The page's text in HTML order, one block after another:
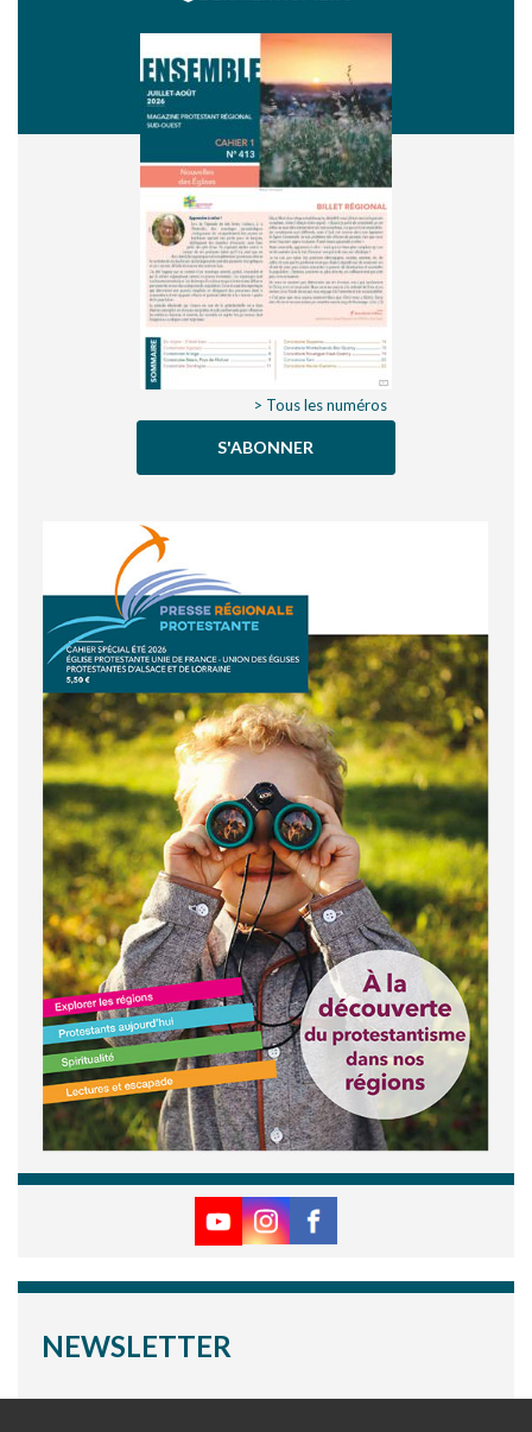
> Tous les numéros
S'ABONNER
NEWSLETTER